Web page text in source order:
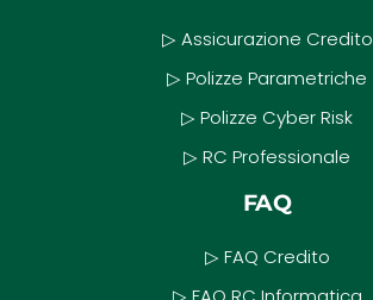
▷ Assicurazione Credito
▷ Polizze Parametriche
▷ Polizze Cyber Risk
▷ RC Professionale
FAQ
▷ FAQ Credito